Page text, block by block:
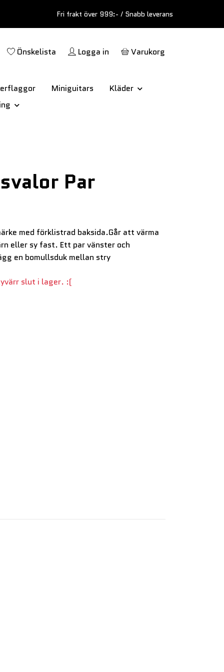
Fri frakt över 999:- / Snabb leverans
Önskelista Logga in Varukorg
Miniguitars
Kläder
Par
med förklistrad baksida.Går att värma
eller sy fast. Ett par vänster och
en bomullsduk mellan stry
slut i lager. :(